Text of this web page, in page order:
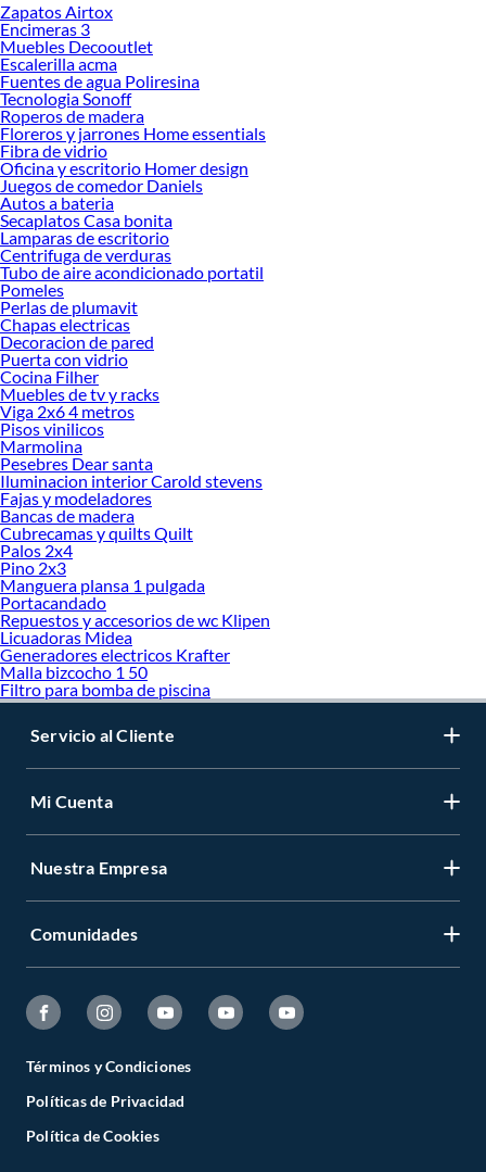
Desde remodelaciones hasta proyectos de decoración, estamos aquí para hacer
tus ideas realidad. ¡Visítanos y encuentra todo lo que tenemos para ofrecerte en
Terrazas!
Explora la variedad de productos de Terrazas en Sodimac
Herramientas, materiales y accesorios de calidad para tus proyectos y
renovación de espacios. ¡Visítanos y descubre todo lo que tenemos para
ofrecerte!
Encuentra una amplia variedad de productos de Terrazas en Sodimac.
Encuentra todo lo necesario para tus proyectos de renovación y decoración.
¡Visítanos y haz tus ideas realidad!
Zapatos Airtox
Encimeras 3
Muebles Decooutlet
Escalerilla acma
Fuentes de agua Poliresina
Tecnologia Sonoff
Roperos de madera
Floreros y jarrones Home essentials
Fibra de vidrio
Oficina y escritorio Homer design
Juegos de comedor Daniels
Autos a bateria
Secaplatos Casa bonita
Lamparas de escritorio
Centrifuga de verduras
Tubo de aire acondicionado portatil
Pomeles
Perlas de plumavit
Chapas electricas
Decoracion de pared
Puerta con vidrio
Cocina Filher
Muebles de tv y racks
Viga 2x6 4 metros
Pisos vinilicos
Marmolina
Pesebres Dear santa
Iluminacion interior Carold stevens
Fajas y modeladores
Bancas de madera
Cubrecamas y quilts Quilt
Palos 2x4
Pino 2x3
Manguera plansa 1 pulgada
Portacandado
Repuestos y accesorios de wc Klipen
Licuadoras Midea
Generadores electricos Krafter
Malla bizcocho 1 50
Filtro para bomba de piscina
Servicio al Cliente
Mi Cuenta
Nuestra Empresa
Comunidades
Términos y Condiciones
Políticas de Privacidad
Política de Cookies